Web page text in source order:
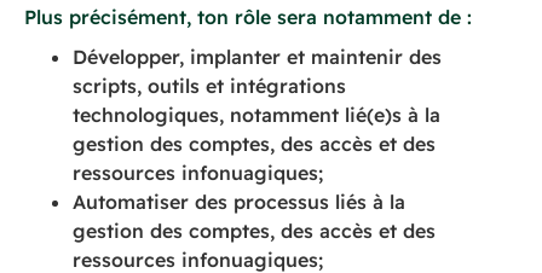
Plus précisément, ton rôle sera notamment de :
Développer, implanter et maintenir des
scripts, outils et intégrations
technologiques, notamment lié(e)s à la
gestion des comptes, des accès et des
ressources infonuagiques;
Automatiser des processus liés à la
gestion des comptes, des accès et des
ressources infonuagiques;